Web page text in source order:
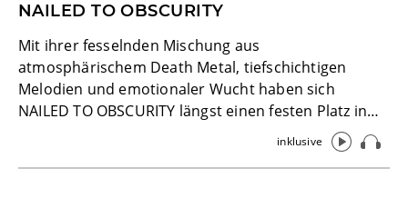
NAILED TO OBSCURITY
Mit ihrer fesselnden Mischung aus
atmosphärischem Death Metal, tiefschichtigen
Melodien und emotionaler Wucht haben sich
NAILED TO OBSCURITY längst einen festen Platz in
inklusive